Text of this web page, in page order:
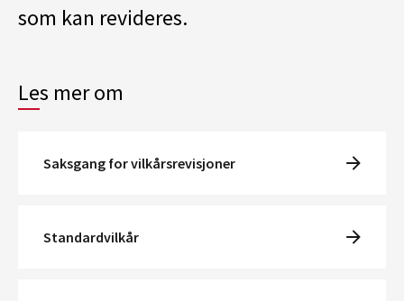
som kan revideres.
Les mer om
Saksgang for vilkårsrevisjoner
Standardvilkår